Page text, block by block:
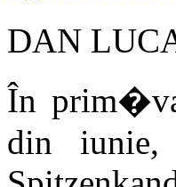
DAN
În
din iunie,